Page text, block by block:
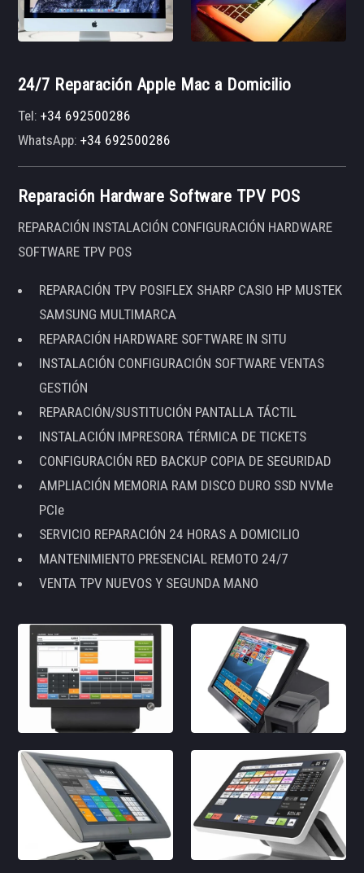
24/7 Reparación Apple Mac a Domicilio
Tel:+34 692500286
WhatsApp:+34 692500286
Reparación Hardware Software TPV POS
REPARACIÓN INSTALACIÓN CONFIGURACIÓN HARDWARE
SOFTWARE TPV POS
REPARACIÓN TPV POSIFLEX SHARP CASIO HP MUSTEK
SAMSUNG MULTIMARCA
REPARACIÓN HARDWARE SOFTWARE IN SITU
INSTALACIÓN CONFIGURACIÓN SOFTWARE VENTAS
GESTIÓN
REPARACIÓN/SUSTITUCIÓN PANTALLA TÁCTIL
INSTALACIÓN IMPRESORA TÉRMICA DE TICKETS
CONFIGURACIÓN RED BACKUP COPIA DE SEGURIDAD
AMPLIACIÓN MEMORIA RAM DISCO DURO SSD NVMe
PCIe
SERVICIO REPARACIÓN 24 HORAS A DOMICILIO
MANTENIMIENTO PRESENCIAL REMOTO 24/7
VENTA TPV NUEVOS Y SEGUNDA MANO